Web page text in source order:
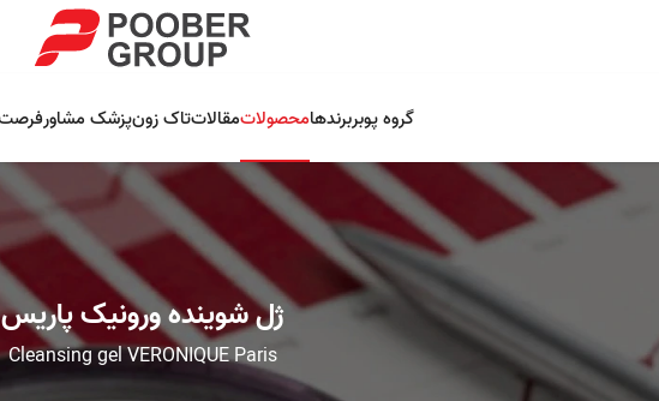
گروه پوبربرندهامحصولاتمقالاتتاک زونپزشک مشاور
ژل شوینده ورونیک پاریس
Cleansing gel VERONIQUE Paris